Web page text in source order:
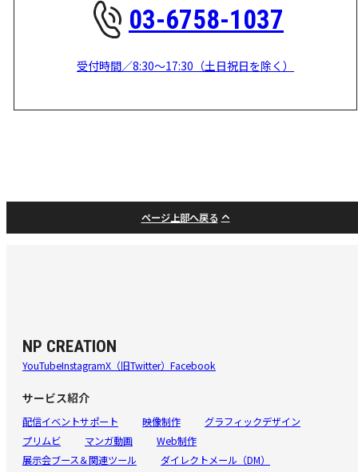
03-6758-1037
受付時間／8:30～17:30（土日祝日を除く）
ページ上部へ戻る
NP CREATION
YouTubeInstagramX（旧Twitter） Facebook
サービス紹介
配信イベントサポート 映像制作
グラフィックデザイン
プリムビ
マンガ動画
Web制作
展示会ブース＆関連ツール
ダイレクトメール（DM）